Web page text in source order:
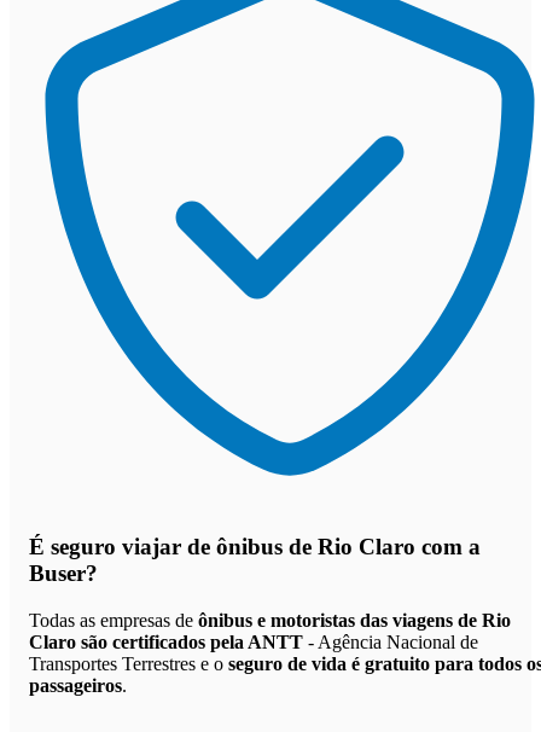
É seguro viajar de ônibus de Rio Claro com a
Buser?
Todas as empresas de ônibus e motoristas das viagens de Rio
Claro são certificados pela ANTT - Agência Nacional de
Transportes Terrestres e o seguro de vida é gratuito para todos
passageiros.